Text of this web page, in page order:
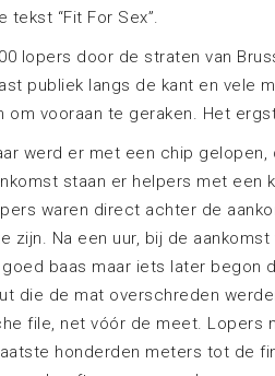
tekst “Fit For Sex”.
lopers door de straten van
publiek langs de kant en vele
om vooraan te geraken. Het
werd er met een chip
staan er helpers met een
waren direct achter de
zijn. Na een uur, bij de
baas maar iets later begon
die de mat overschreden
file, net vóór de meet. Lopers
honderden meters tot de